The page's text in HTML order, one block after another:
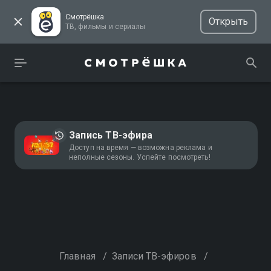
Смотрёшка
ТВ, фильмы и сериалы
Открыть
Запись ТВ-эфира
Доступ на время — возможна реклама и
неполные сезоны. Успейте посмотреть!
Главная / Записи ТВ-эфиров /